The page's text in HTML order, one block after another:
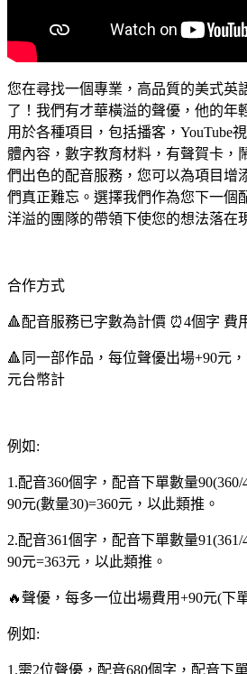
稚
氣
男
聲
適
用
Podcast、
Youtube、
媒
數
教
學、
賀
卡、
鬧
鐘、
統
提
等
您在尋找一個專業，高品質的美式英
了！我們有才華橫溢的聲優，他的年
用於各種項目，包括播客，YouTube
體內容，數字教育材料，有聲賀卡，
們出色的配音服務，您可以為項目增
們真正難忘。選擇我們作為您下一個
洋溢的團隊的帶領下使您的想法落在
合作方式
🔺配音服務已字數為計價 ⏰4個字 費
🔺同一部作品，每位聲優出場+90元
元台幣計
例如:
1.配音360個字，配音下單數量
90元(數量30)=360元，以此類推。
2.配音361個字，配音下單數量
90元=363元，以此類推。
🔥聲優，每多一位出場費用+90元(下
例如:
1.需2位聲優，配音680個字，配音下